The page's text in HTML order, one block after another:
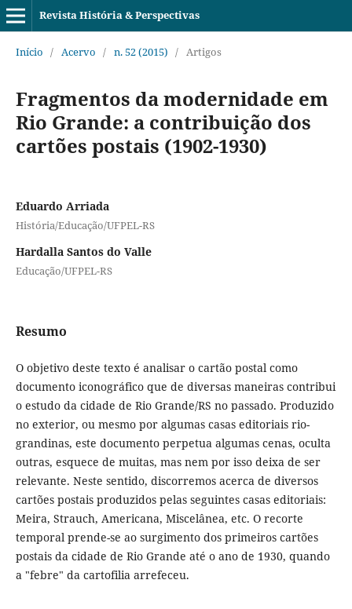
Revista História & Perspectivas
Início / Acervo / n. 52 (2015) / Artigos
Fragmentos da modernidade em
Rio Grande: a contribuição dos
cartões postais (1902-1930)
Eduardo Arriada
História/Educação/UFPEL-RS
Hardalla Santos do Valle
Educação/UFPEL-RS
Resumo
O objetivo deste texto é analisar o cartão postal como
documento iconográfico que de diversas maneiras contribui
o estudo da cidade de Rio Grande/RS no passado. Produzido
no exterior, ou mesmo por algumas casas editoriais rio-
grandinas, este documento perpetua algumas cenas, oculta
outras, esquece de muitas, mas nem por isso deixa de ser
relevante. Neste sentido, discorremos acerca de diversos
cartões postais produzidos pelas seguintes casas editoriais:
Meira, Strauch, Americana, Miscelânea, etc. O recorte
temporal prende-se ao surgimento dos primeiros cartões
postais da cidade de Rio Grande até o ano de 1930, quando
a "febre" da cartofilia arrefeceu.